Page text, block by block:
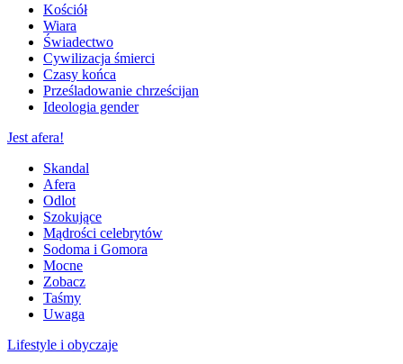
Kościół
Wiara
Świadectwo
Cywilizacja śmierci
Czasy końca
Prześladowanie chrześcijan
Ideologia gender
Jest afera!
Skandal
Afera
Odlot
Szokujące
Mądrości celebrytów
Sodoma i Gomora
Mocne
Zobacz
Taśmy
Uwaga
Lifestyle i obyczaje